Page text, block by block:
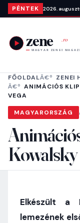
Ugrás a tartalomra
PÉNTEK 2026.
FŐOLDAL ZENEI
ANIMÁCIÓS
VEGA
MAGYARORSZÁG
Kowalsky
Elkészült a
lemezének